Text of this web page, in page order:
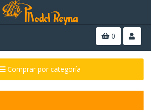
0
Comprar por categoría